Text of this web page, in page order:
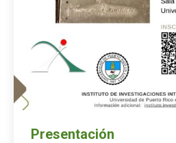
Presentación